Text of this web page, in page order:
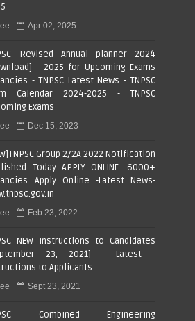
Apr 02, 2025
Revised Annual planner 2024
- 2025 for Upcoming Exams
- TNPSC Latest News - TNPSC
Calendar 2024-2025 - TNPSC
Exams
Dec 15, 2023
Group 2/2A 2022 Notification
Today APPLY ONLINE- 6000+
Apply Online -Latest News-
Feb 23, 2022
NEW Instructions to Candidates
23, 2021] - Latest -
to Applicants
Sept 23, 2021
Combined Engineering